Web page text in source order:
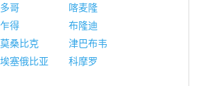
多哥
喀麦隆
乍得
布隆迪
莫桑比克
津巴布韦
埃塞俄比亚
科摩罗